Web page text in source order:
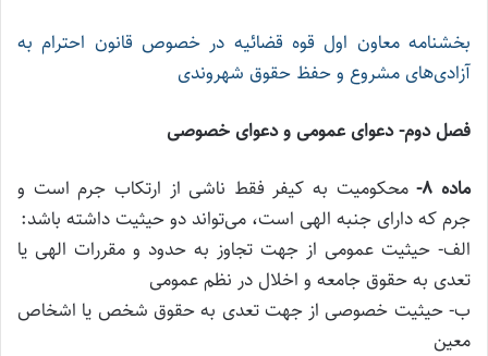
بخشنامه معاون اول قوه قضائیه در خصوص قانون احترام به
آزادی‌های مشروع و حفظ حقوق شهروندی
فصل دوم- دعوای عمومی و دعوای خصوصی
ماده ۸-
محکومیت به کیفر فقط ناشی از ارتکاب جرم است و
جرم که دارای جنبه الهی است، می‌تواند دو حیثیت داشته باشد:
الف- حیثیت عمومی از جهت تجاوز به حدود و مقررات الهی یا
تعدی به حقوق جامعه و اخلال در نظم عمومی
ب- حیثیت خصوصی از جهت تعدی به حقوق شخص یا اشخاص
معین